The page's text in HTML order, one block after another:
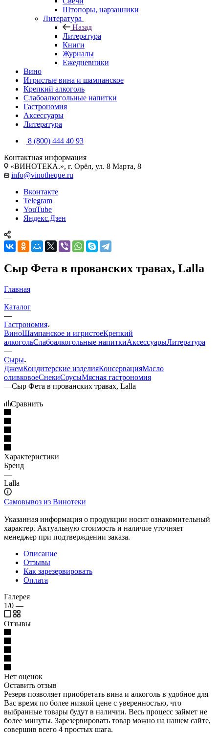
Штопоры, нарзанники
Литература
Назад
Литература
Книги
Журналы
Ежедневники
Вино
Игристые вина и шампанское
Крепкий алкоголь
Слабоалкогольные напитки
Гастрономия
Аксессуары
Литература
8 (800) 444 40 93
Контактная информация
«ВИНОТЕКА.», г. Орёл, ул. 8 Марта, 8
info@vinotheque.ru
Вконтакте
Telegram
YouTube
Яндекс.Дзен
Сыр Фета в прованских травах, Lalla
Главная
—
Каталог
—
Гастрономия
ВиноШампанское и игристоеКрепкий
алкогольСлабоалкогольные напиткиАксессуарыЛитература
—
Сыры
ДжемКондитерские изделияКонсервацияМасло
оливковоеСнекиСоусыМясная гастрономия
—Сыр Фета в прованских травах, Lalla
Сравнить
Характеристики
Бренд
—
Lalla
Самовывоз из Винотеки
Указанная информация о продукции носит ознакомительный
характер. Актуальную стоимость и наличие уточняет
менеджер при подтверждении заказа.
Описание
Отзывы
Как зарезервировать
Оплата
Галерея
1/0 —
Отзывы
Нет оценок
Оставить отзыв
Резерв позволяет приобретать вина и алкоголь в удобное для
Вас время по более низкой цене с уверенностью, что
выбранные товары будут в наличии. Весь процесс займет не
более минуты. Зарезервировать товар можно на нашем сайте,
совершив всего 4 простых шага.